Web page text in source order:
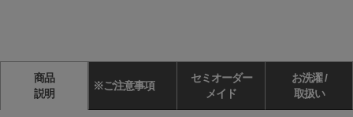
商品
説明
※ご注意事項
セミオーダー
メイド
お洗濯 /
取扱い